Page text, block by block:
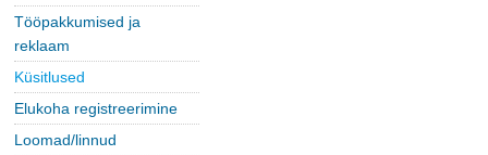
Tööpakkumised ja
reklaam
Küsitlused
Elukoha registreerimine
Loomad/linnud